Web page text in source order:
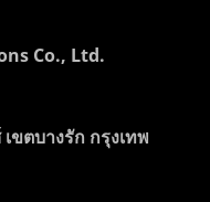
Co., Ltd.
ขตบางรัก กรุงเทพ